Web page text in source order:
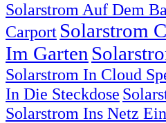
Solarstrom Auf Dem
Carport Solarstrom
Im Garten
Solarstrom In Cloud
In Die Steckdose
Solarstrom Ins Netz